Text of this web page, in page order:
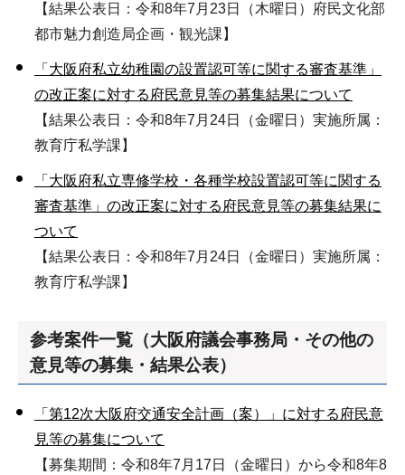
【結果公表日：令和8年7月23日（木曜日）府民文化部
都市魅力創造局企画・観光課】
「大阪府私立幼稚園の設置認可等に関する審査基準」
の改正案に対する府民意見等の募集結果について
【結果公表日：令和8年7月24日（金曜日）実施所属：
教育庁私学課】
「大阪府私立専修学校・各種学校設置認可等に関する
審査基準」の改正案に対する府民意見等の募集結果に
ついて
【結果公表日：令和8年7月24日（金曜日）実施所属：
教育庁私学課】
参考案件一覧（大阪府議会事務局・その他の
意見等の募集・結果公表）
「第12次大阪府交通安全計画（案）」に対する府民意
見等の募集について
【募集期間：令和8年7月17日（金曜日）から令和8年8